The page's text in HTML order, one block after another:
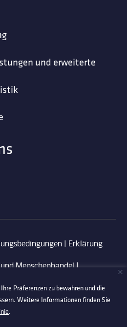
Präferenzen zu bewahren und die
Weitere Informationen finden Sie
.
und erweiterte
| Erklärung
Menschenhandel|
für Lieferanten|Anti-